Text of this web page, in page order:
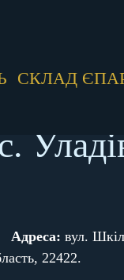
СКЛАД
Адреса: вул.
22422.